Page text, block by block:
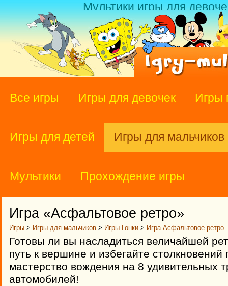
Мультики игры для
Все игры Игры для девочек Игры
Игры для детей Игры для мальчиков
Мультики Прохождение игры
Игра «Асфальтовое ретро»
Игры > Игры для мальчиков > Игры Гонки > Игра Асфальтовое ретро
Готовы ли вы насладиться величайшей
путь к вершине и избегайте
мастерство вождения на 8 удивительных
автомобилей!